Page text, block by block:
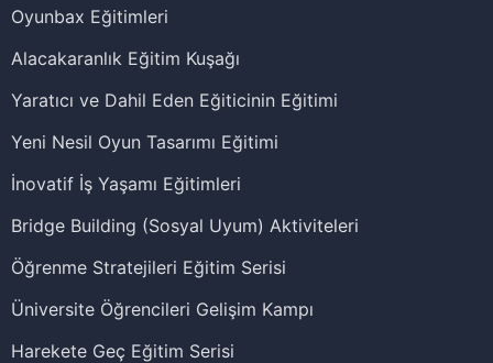
Oyunbax Eğitimleri
Alacakaranlık Eğitim Kuşağı
Yaratıcı ve Dahil Eden Eğiticinin Eğitimi
Yeni Nesil Oyun Tasarımı Eğitimi
İnovatif İş Yaşamı Eğitimleri
Bridge Building (Sosyal Uyum) Aktiviteleri
Öğrenme Stratejileri Eğitim Serisi
Üniversite Öğrencileri Gelişim Kampı
Harekete Geç Eğitim Serisi